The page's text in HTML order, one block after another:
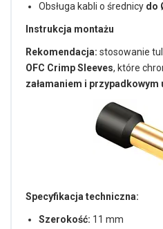
Obsługa kabli o średnicy do
Instrukcja montażu
Rekomendacja: stosowanie
OFC Crimp Sleeves, które
załamaniem i przypadkowym
Specyfikacja techniczna:
Szerokość: 11 mm